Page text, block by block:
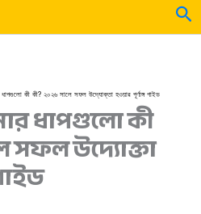
ধাপগুলো কী কী? ২০২৬ সালে সফল উদ্যোক্তা হওয়ার পূর্ণাঙ্গ গাইড
ধাপগুলো কী
সফল উদ্যোক্তা